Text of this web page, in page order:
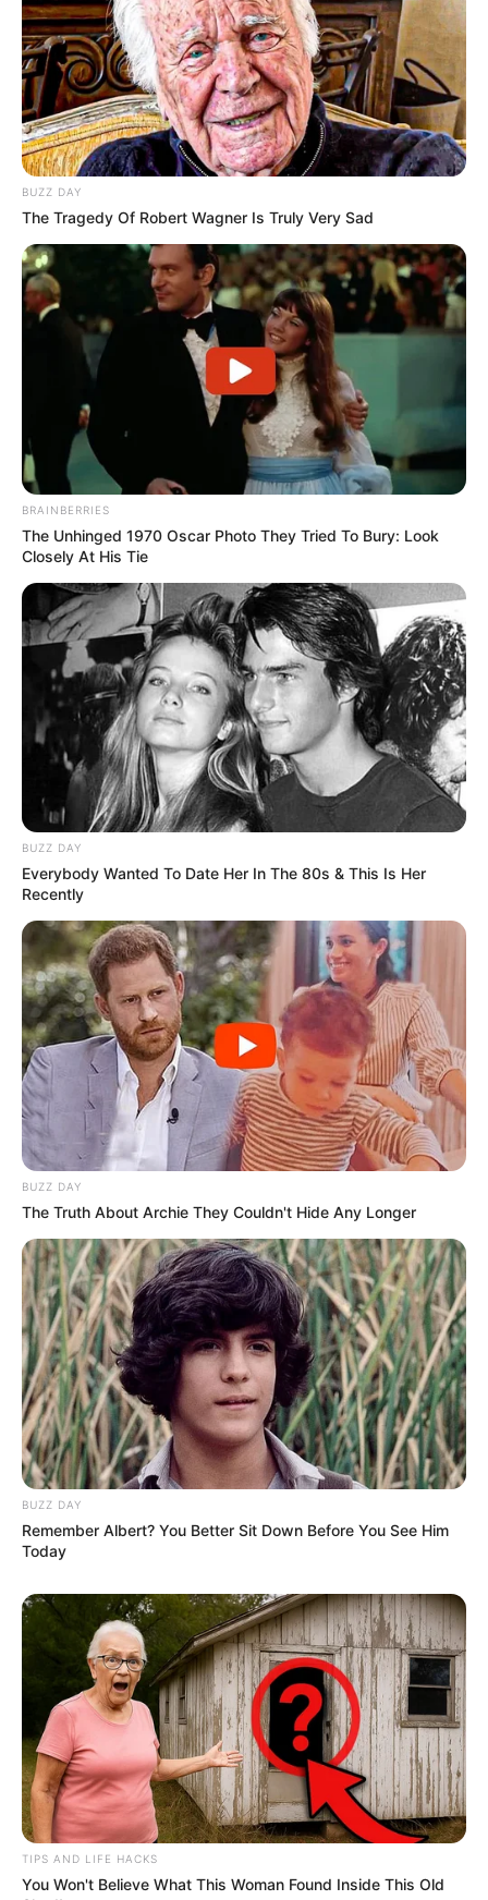
LIHAT ARTIKEL LAINNYA
Lady Dimitrescu Radagon
Kratos Keqing
Venti Lumine
TULIS KOMENTAR
Alamat email Anda tidak akan dipublikasikan. Ruas yang wajib ditandai*
BUZZ DAY
The Tragedy Of Robert Wagner Is Truly Very Sad
BRAINBERRIES
The Unhinged 1970 Oscar Photo They Tried To Bury: Look
Closely At His Tie
BUZZ DAY
Everybody Wanted To Date Her In The 80s & This Is Her
Recently
BUZZ DAY
The Truth About Archie They Couldn't Hide Any Longer
BUZZ DAY
Remember Albert? You Better Sit Down Before You See Him
Today
TIPS AND LIFE HACKS
You Won't Believe What This Woman Found Inside This Old